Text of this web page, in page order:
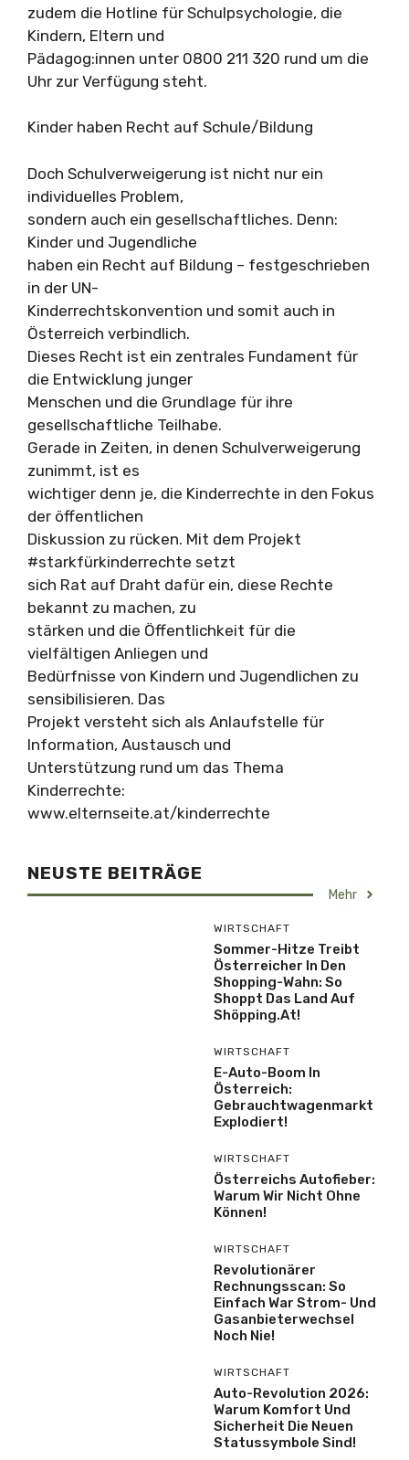
zudem die Hotline für Schulpsychologie, die
Kindern, Eltern und
Pädagog:innen unter 0800 211 320 rund um die
Uhr zur Verfügung steht.
Kinder haben Recht auf Schule/Bildung
Doch Schulverweigerung ist nicht nur ein
individuelles Problem,
sondern auch ein gesellschaftliches. Denn:
Kinder und Jugendliche
haben ein Recht auf Bildung – festgeschrieben
in der UN-
Kinderrechtskonvention und somit auch in
Österreich verbindlich.
Dieses Recht ist ein zentrales Fundament für
die Entwicklung junger
Menschen und die Grundlage für ihre
gesellschaftliche Teilhabe.
Gerade in Zeiten, in denen Schulverweigerung
zunimmt, ist es
wichtiger denn je, die Kinderrechte in den Fokus
der öffentlichen
Diskussion zu rücken. Mit dem Projekt
#starkfürkinderrechte setzt
sich Rat auf Draht dafür ein, diese Rechte
bekannt zu machen, zu
stärken und die Öffentlichkeit für die
vielfältigen Anliegen und
Bedürfnisse von Kindern und Jugendlichen zu
sensibilisieren. Das
Projekt versteht sich als Anlaufstelle für
Information, Austausch und
Unterstützung rund um das Thema
Kinderrechte:
www.elternseite.at/kinderrechte
NEUSTE BEITRÄGE
Mehr
WIRTSCHAFT
Sommer-Hitze Treibt
Österreicher In Den
Shopping-Wahn: So
Shoppt Das Land Auf
Shöpping.at!
WIRTSCHAFT
E-Auto-Boom In
Österreich:
Gebrauchtwagenmarkt
Explodiert!
WIRTSCHAFT
Österreichs Autofieber:
Warum Wir Nicht Ohne
Können!
WIRTSCHAFT
Revolutionärer
Rechnungsscan: So
Einfach War Strom- Und
Gasanbieterwechsel
Noch Nie!
WIRTSCHAFT
Auto-Revolution 2026:
Warum Komfort Und
Sicherheit Die Neuen
Statussymbole Sind!